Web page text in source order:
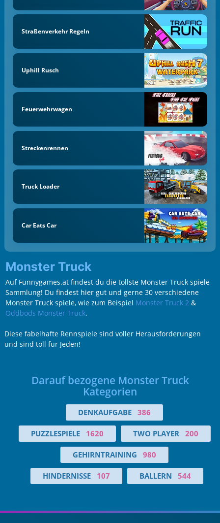
Straßenverkehr Regeln
Uphill Rusch
Feuerwehrwagen
Streckenrennen
Truck Loader
Car Eats Car
Monster Truck
Auf Funnygames.at findest du die tollste Monster Truck spiele
Sammlung! Du findest hier gut und gerne 30 verschiedene
Monster Truck spiele, wie zum Beispiel Monster Truck 2 &
Oddbods Monster Truck.
Diese fabelhafte Rennspiele sind voller Herausforderungen
und sind toll für Jeden!
Darauf bezogene Monster Truck
Kategorien
DENKAUFGABE 386
PUZZLESPIELE 1620 TWO PLAYER 200
GEHIRNTRAINING 980
HINDERNISSE 107 BALLERN 544